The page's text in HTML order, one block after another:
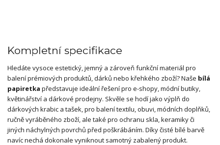
Kompletní specifikace
Hledáte vysoce estetický, jemný a zároveň funkční materiál pro
balení prémiových produktů, dárků nebo křehkého zboží? Naše bílá
papiretka představuje ideální řešení pro e-shopy, módní butiky,
květinářství a dárkové prodejny. Skvěle se hodí jako výplň do
dárkových krabic a tašek, pro balení textilu, obuvi, módních doplňků,
ručně vyráběného zboží, ale také pro ochranu skla, keramiky či
jiných náchylných povrchů před poškrábáním. Díky čisté bílé barvě
navíc nechá dokonale vyniknout samotný zabalený produkt.